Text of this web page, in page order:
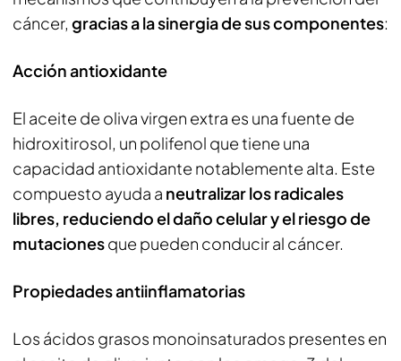
cáncer, gracias a la sinergia de sus componentes:
Acción antioxidante
El aceite de oliva virgen extra es una fuente de
hidroxitirosol, un polifenol que tiene una
capacidad antioxidante notablemente alta. Este
compuesto ayuda a neutralizar los radicales
libres, reduciendo el daño celular y el riesgo de
mutacionesque pueden conducir al cáncer.
Propiedades antiinflamatorias
Los ácidos grasos monoinsaturados presentes en